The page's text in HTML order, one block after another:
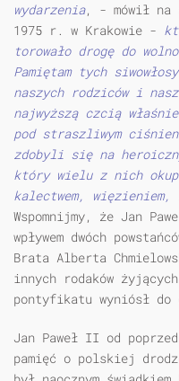
wydarzenia, - mówił na
1975 r. w Krakowie -
torowało drogę do
Pamiętam tych
naszych rodziców i
najwyższą czcią
pod straszliwym
zdobyli się na
który wielu z nich
kalectwem,
Wspomnijmy, że Jan
wpływem dwóch
Brata Alberta
innych rodaków
pontyfikatu wyniósł do
Jan Paweł II od
pamięć o polskiej